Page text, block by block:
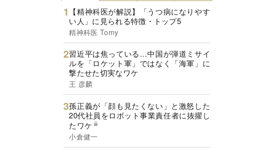
【精神科医が解説】「うつ病になりやす
い人」に見られる特徴・トップ5
精神科医 Tomy
習近平は焦っている…中国が弾道ミサイ
ルを「ロケット軍」ではなく「海軍」に
撃たせた切実なワケ
王 彦麟
孫正義が「顔も見たくない」と激怒した
20代社員をロボット事業責任者に抜擢し
たワケ
小倉健一